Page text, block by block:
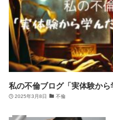
私の不倫ブログ「実体験から
2025年3月8日 不倫